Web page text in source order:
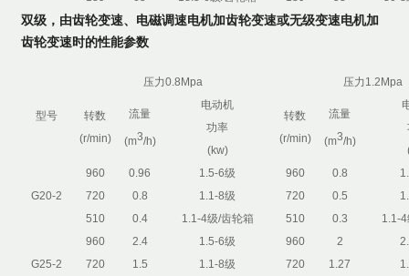
双级，由齿轮变速、电磁调速电机加齿轮变速或无级变速电机加
齿轮变速时的性能参数
型号
压力0.8Mpa 压力1.2Mpa
转数
(r/min)
流量
(m3/h)
电动机
功率
(kw)
转数
(r/min)
流量
(m3/h)
G20-2
960 0.96 1.5-6级 960 0.8
720
0.8 1.1-8级 720 0.5
510
0.4 1.1-4级/齿轮箱 510 0.3 1.1-
G25-2
960 2.4 1.5-6级 960 2
720
1.5 1.1-8级 720 1.27